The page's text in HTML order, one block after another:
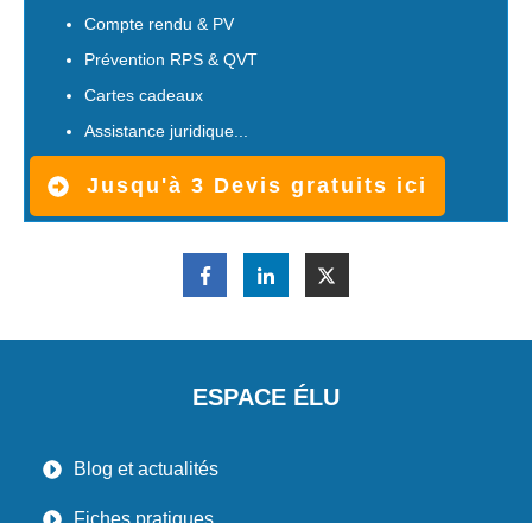
Compte rendu & PV
Prévention RPS & QVT
Cartes cadeaux
Assistance juridique...
Jusqu'à 3 Devis gratuits ici
ESPACE ÉLU
Blog et actualités